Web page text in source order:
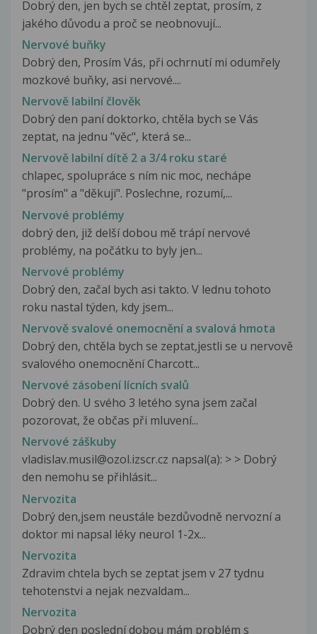
Dobrý den, jen bych se chtěl zeptat, prosím, z
jakého důvodu a proč se neobnovují...
Nervové buňky
Dobrý den, Prosím Vás, při ochrnutí mi odumřely
mozkové buňky, asi nervové....
Nervově labilní člověk
Dobrý den paní doktorko, chtěla bych se Vás
zeptat, na jednu "věc", která se...
Nervově labilní dítě 2 a 3/4 roku staré
chlapec, spolupráce s ním nic moc, nechápe
"prosím" a "děkuji". Poslechne, rozumí,...
Nervové problémy
dobrý den, již delší dobou mě trápí nervové
problémy, na počátku to byly jen...
Nervové problémy
Dobrý den, začal bych asi takto. V lednu tohoto
roku nastal týden, kdy jsem...
Nervově svalové onemocnění a svalová hmota
Dobrý den, chtěla bych se zeptat,jestli se u nervově
svalového onemocnění Charcott...
Nervové zásobení lícních svalů
Dobrý den. U svého 3 letého syna jsem začal
pozorovat, že občas při mluvení...
Nervové záškuby
vladislav.musil@ozol.izscr.cz napsal(a): > > Dobrý
den nemohu se přihlásit...
Nervozita
Dobrý den,jsem neustále bezdůvodně nervozní a
doktor mi napsal léky neurol 1-2x...
Nervozita
Zdravim chtela bych se zeptat jsem v 27 tydnu
tehotenstvi a nejak nezvaldam...
Nervozita
Dobrý den poslední dobou mám problém s